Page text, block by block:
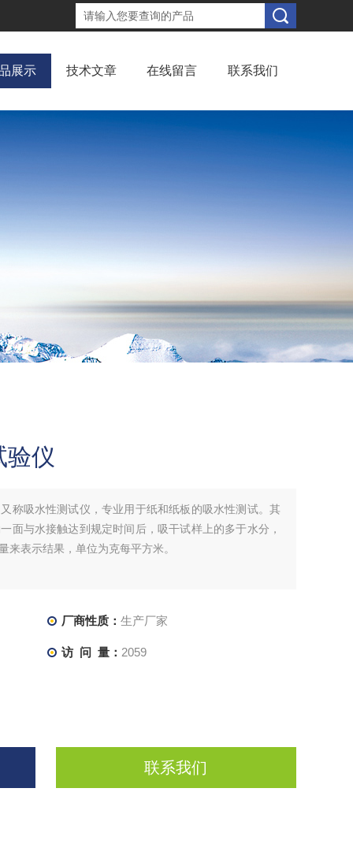
展示 技术文章 在线留言 联系我们
验仪
称吸水性测试仪，专业用于纸和纸板的吸水性测试。其
面与水接触达到规定时间后，吸干试样上的多于水分，
来表示结果，单位为克每平方米。
厂商性质： 生产厂家
访 问 量： 2059
联系我们